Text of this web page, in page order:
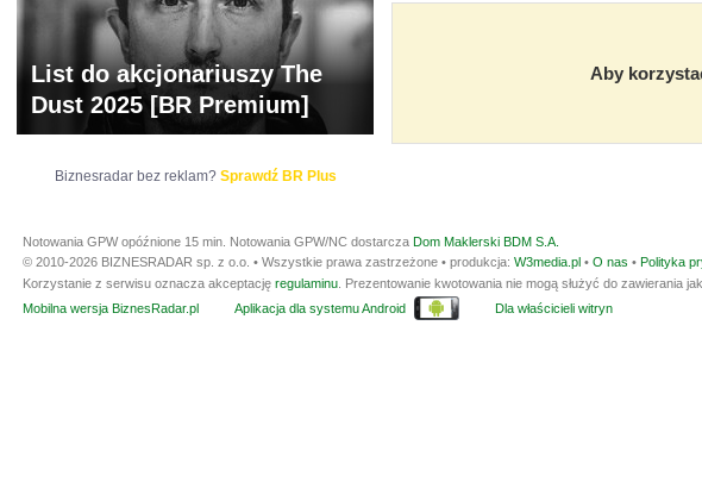
Aby
List do akcjonariuszy The
Dust 2025 [BR Premium]
Biznesradar bez reklam? Sprawdź BR Plus
Notowania GPW opóźnione 15 min. Notowania GPW/NC dostarcza Dom Maklerski BDM S.A.
© 2010-2026 BIZNESRADAR sp. z o.o. • Wszystkie prawa zastrzeżone • produkcja: W3media.pl • O nas • Polityka
Korzystanie z serwisu oznacza akceptację regulaminu . Prezentowanie kwotowania nie mogą służyć do zawierania
Mobilna wersja BiznesRadar.pl
Aplikacja dla systemu Android Dla właścicieli witryn